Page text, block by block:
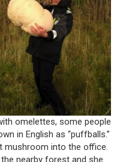
omelettes, some people
in English as “puffballs.”
mushroom into the office.
nearby forest and she